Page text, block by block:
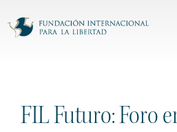
FIL Futuro: Foro